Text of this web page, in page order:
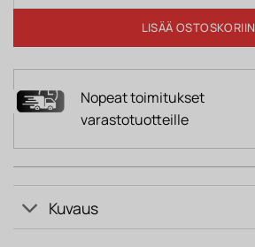
LISÄÄ OSTOSKORIIN
Nopeat toimitukset
varastotuotteille
Kuvaus